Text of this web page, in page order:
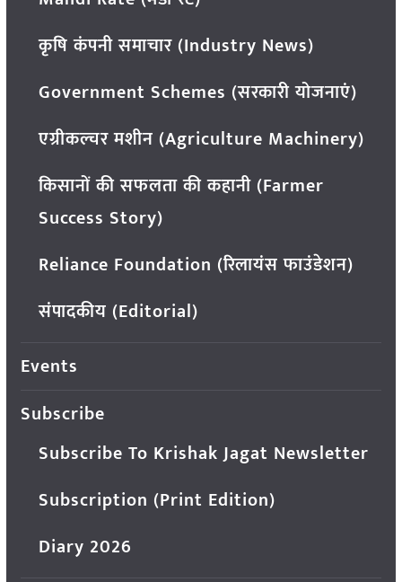
कृषि कंपनी समाचार (Industry News)
Government Schemes (सरकारी योजनाएं)
एग्रीकल्चर मशीन (Agriculture Machinery)
किसानों की सफलता की कहानी (Farmer
Success Story)
Reliance Foundation (रिलायंस फाउंडेशन)
संपादकीय (Editorial)
Events
Subscribe
Subscribe To Krishak Jagat Newsletter
Subscription (Print Edition)
Diary 2026